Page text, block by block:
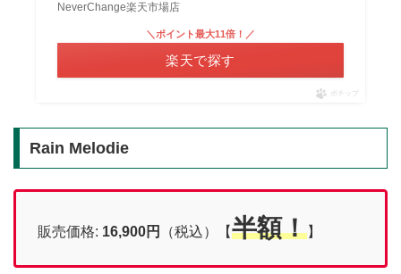
NeverChange楽天市場店
＼ポイント最大11倍！／
楽天で探す
ポチップ
Rain Melodie
販売価格: 16,900円 （税込）【半額！】